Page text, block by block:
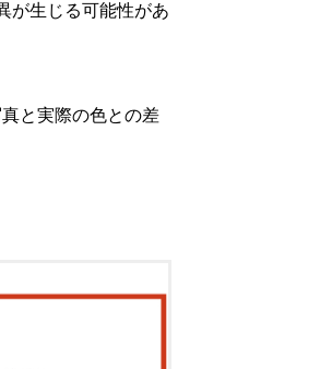
が生じる可能性があ
と実際の色との差